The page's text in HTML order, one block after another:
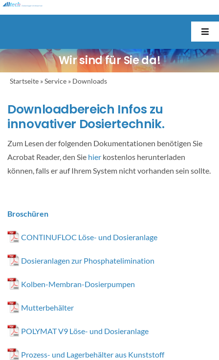
Skip
Startseite
Produkte
Anwendungen
Karriere
Deutsch
Wir sind für Sie da!
Startseite »Service » Downloads
Downloadbereich Infos zu
innovativer Dosiertechnik.
Zum Lesen der folgenden Dokumentationen benötigen Sie
Acrobat Reader, den Sie hier kostenlos herunterladen
können, falls er auf Ihrem System nicht vorhanden sein sollte.
Broschüren
CONTINUFLOC Löse- und Dosieranlage
Dosieranlagen zur Phosphatelimination
Kolben-Membran-Dosierpumpen
Mutterbehälter
POLYMAT V9 Löse- und Dosieranlage
Prozess- und Lagerbehälter aus Kunststoff